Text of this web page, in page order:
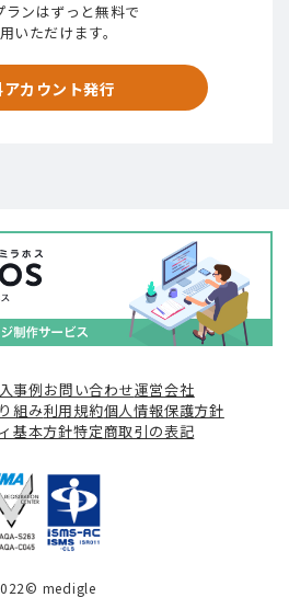
ランはずっと無料で
いただけます。
カウント発行
medigle
事例お問い合わせ運営会社
組み利用規約個人情報保護方針
基本方針特定商取引の表記